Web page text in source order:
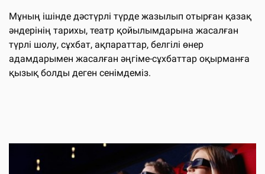
Мұның ішінде дәстүрлі түрде жазылып отырған қазақ
әндерінің тарихы, театр қойылымдарына жасалған
түрлі шолу, сұхбат, ақпараттар, белгілі өнер
адамдарымен жасалған әңгіме-сұхбаттар оқырманға
қызық болды деген сенімдеміз.